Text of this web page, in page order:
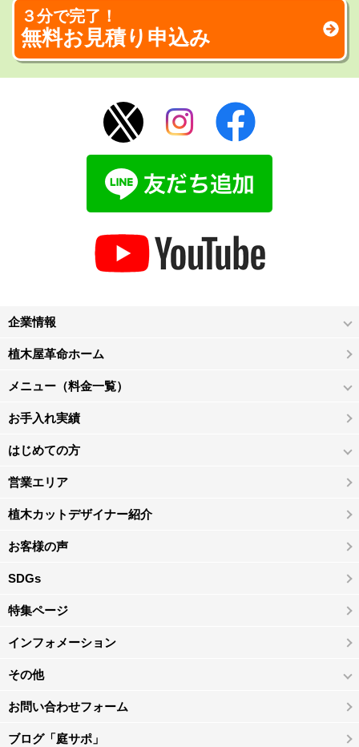
３分で完了！
無料お見積り申込み
企業情報
植木屋革命ホーム
メニュー（料金一覧）
お手入れ実績
はじめての方
営業エリア
植木カットデザイナー紹介
お客様の声
SDGs
特集ページ
インフォメーション
その他
お問い合わせフォーム
ブログ「庭サポ」